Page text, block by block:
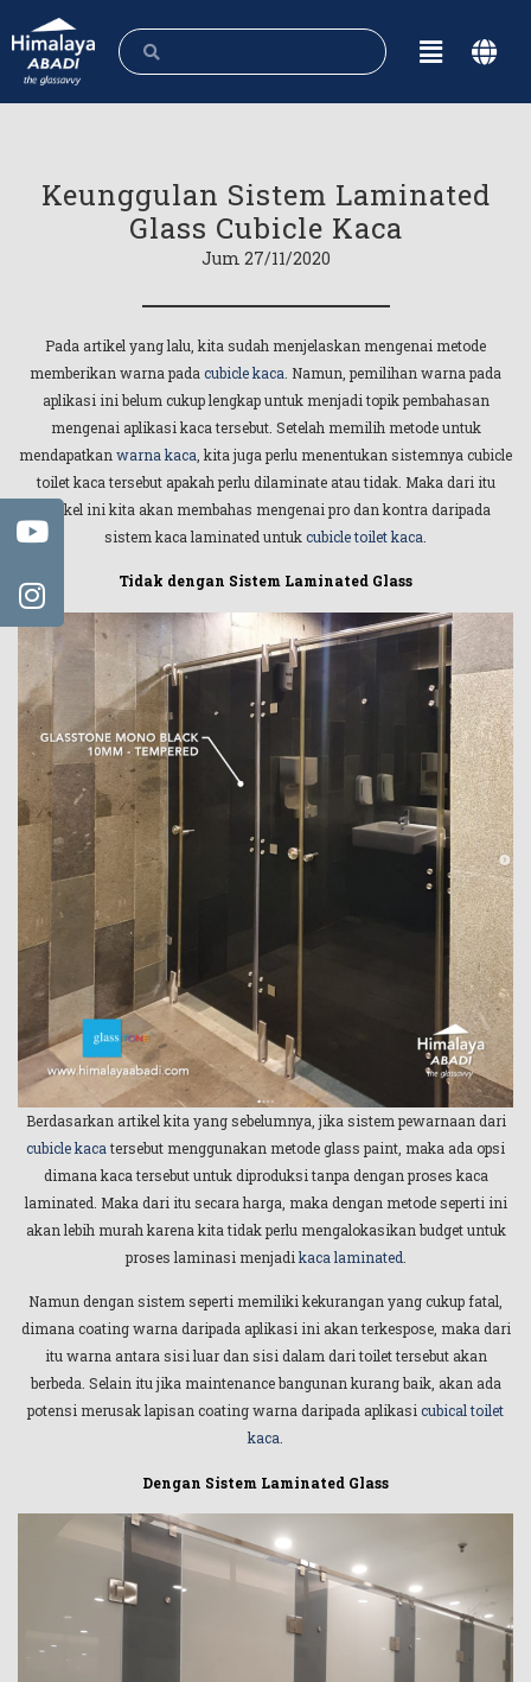
Keunggulan Sistem Laminated
Glass Cubicle Kaca
Jum 27/11/2020
Pada artikel yang lalu, kita sudah menjelaskan mengenai metode
memberikan warna pada cubicle kaca . Namun, pemilihan warna pada
aplikasi ini belum cukup lengkap untuk menjadi topik pembahasan
mengenai aplikasi kaca tersebut. Setelah memilih metode untuk
mendapatkan warna kaca , kita juga perlu menentukan sistemnya cubicle
toilet kaca tersebut apakah perlu dilaminate atau tidak. Maka dari itu
artikel ini kita akan membahas mengenai pro dan kontra daripada
sistem kaca laminated untukcubicle toilet kaca
Tidak dengan Sistem Laminated Glass
Berdasarkan artikel kita yang sebelumnya, jika sistem pewarnaan dari
cubicle kacatersebut menggunakan metode glass paint, maka ada opsi
dimana kaca tersebut untuk diproduksi tanpa dengan proses kaca
laminated. Maka dari itu secara harga, maka dengan metode seperti ini
akan lebih murah karena kita tidak perlu mengalokasikan budget untuk
proses laminasi menjadi kaca laminated
Namun dengan sistem seperti memiliki kekurangan yang cukup fatal,
dimana coating warna daripada aplikasi ini akan terkespose, maka dari
itu warna antara sisi luar dan sisi dalam dari toilet tersebut akan
berbeda. Selain itu jika maintenance bangunan kurang baik, akan ada
potensi merusak lapisan coating warna daripada aplikasi cubical toilet
kaca
Dengan Sistem Laminated Glass